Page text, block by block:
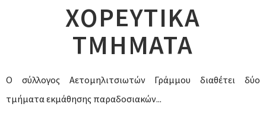
ΧΟΡΕΥΤΙΚΑ
ΤΜΗΜΑΤΑ
Ο σύλλογος Αετομηλιτσιωτών Γράμμου διαθέτει δύο
τμήματα εκμάθησης παραδοσιακών...